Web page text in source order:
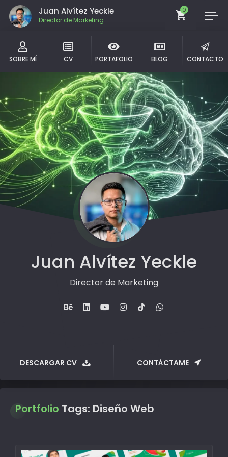
Juan Alvítez Yeckle
Director de Marketing
0
SOBRE MÍ CV PORTAFOLIO BLOG CONTACTO
Juan Alvítez Yeckle
Director de Marketing
DESCARGAR CV CONTÁCTAME
Portfolio Tags: Diseño Web